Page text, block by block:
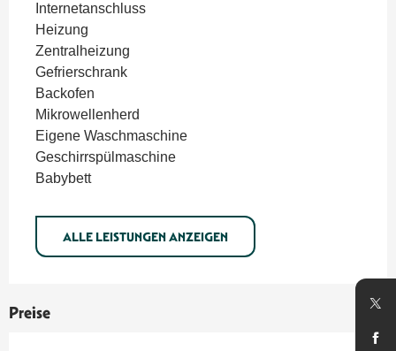
Internetanschluss
Heizung
Zentralheizung
Gefrierschrank
Backofen
Mikrowellenherd
Eigene Waschmaschine
Geschirrspülmaschine
Babybett
ALLE LEISTUNGEN ANZEIGEN
Preise